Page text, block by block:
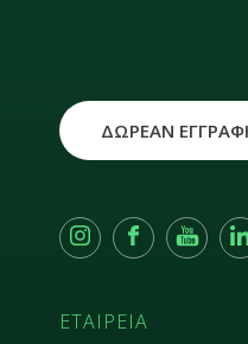
ΕΤΑΙΡΕΙΑ
ΔΩΡΕΑΝ